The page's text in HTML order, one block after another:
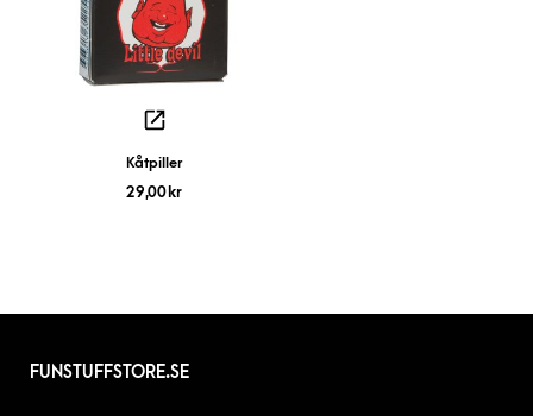
Kåtpiller
29,00 kr
FUNSTUFFSTORE.SE